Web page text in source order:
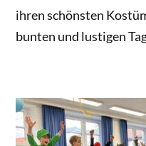
ihren schönsten
bunten und lustigen